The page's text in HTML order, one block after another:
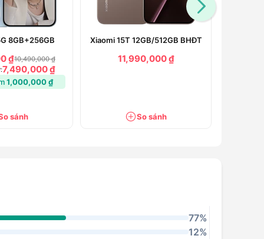
8GB+256GB
₫10,490,000 ₫
7,490,000 ₫
1,000,000 ₫
sánh
Xiaomi 15T 12GB/512GB BHĐT
11,990,000 ₫
So sánh
77%
12%